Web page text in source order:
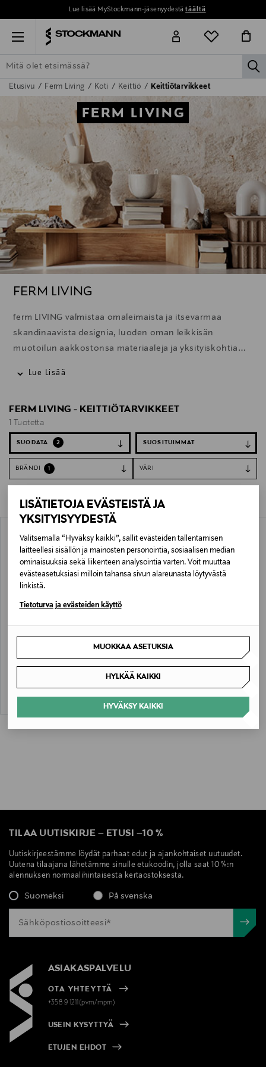
LISÄTIETOJA EVÄSTEISTÄ JA
YKSITYISYYDESTÄ
Valitsemalla “Hyväksy kaikki”, sallit evästeiden tallentamisen
laitteellesi sisällön ja mainosten personointia, sosiaalisen median
ominaisuuksia sekä liikenteen analysointia varten. Voit muuttaa
evästeasetuksiasi milloin tahansa sivun alareunasta löytyvästä
linkistä.
Tietoturva ja evästeiden käyttö
MUOKKAA ASETUKSIA
HYLKÄÄ KAIKKI
HYVÄKSY KAIKKI
Lue lisää MyStockmann-jäsenyydestätäältä
Menu
ETSI KAIKKI NAISET MIEHET LAPSET KOTI
Etusivu Ferm Living Koti Keittiö Keittiötarvikkeet
FERM LIVING
FERM LIVING
ferm LIVING valmistaa omaleimaista ja itsevarmaa
skandinaavista designia, luoden oman leikkisän
muotoilun aakkostonsa materiaaleja ja yksityiskohtia
Lue Lisää
FERM LIVING - KEITTIÖTARVIKKEET
1 Tuotetta
SUODATA 2
BRÄNDI 1 VÄRI
Keittiötarvikkeet Tyhjennä suodattimet
1 Tuotetta
Original Price
79,00 €
TILAA UUTISKIRJE – ETUSI –10 %
Uutiskirjeestämme löydät parhaat edut ja ajankohtaiset uutuudet.
Uutena tilaajana lähetämme sinulle etukoodin, jolla saat 10 %:n
alennuksen normaalihintaisesta kertaostoksesta.
Suomeksi På svenska
ASIAKASPALVELU
OTA YHTEYTTÄ
+358 9 1211(pvm/mpm)
USEIN KYSYTTYÄ
ETUJEN EHDOT